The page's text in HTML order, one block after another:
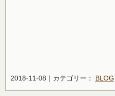
2018-11-08｜カテゴリー： BLOG